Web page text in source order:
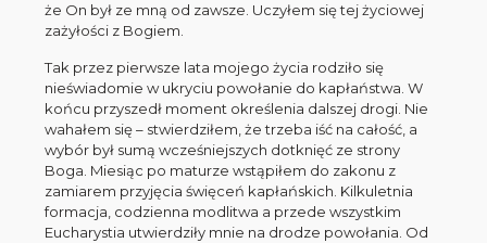
że On był ze mną od zawsze. Uczyłem się tej życiowej
zażyłości z Bogiem.
Tak przez pierwsze lata mojego życia rodziło się
nieświadomie w ukryciu powołanie do kapłaństwa. W
końcu przyszedł moment określenia dalszej drogi. Nie
wahałem się – stwierdziłem, że trzeba iść na całość, a
wybór był sumą wcześniejszych dotknięć ze strony
Boga. Miesiąc po maturze wstąpiłem do zakonu z
zamiarem przyjęcia święceń kapłańskich. Kilkuletnia
formacja, codzienna modlitwa a przede wszystkim
Eucharystia utwierdziły mnie na drodze powołania. Od